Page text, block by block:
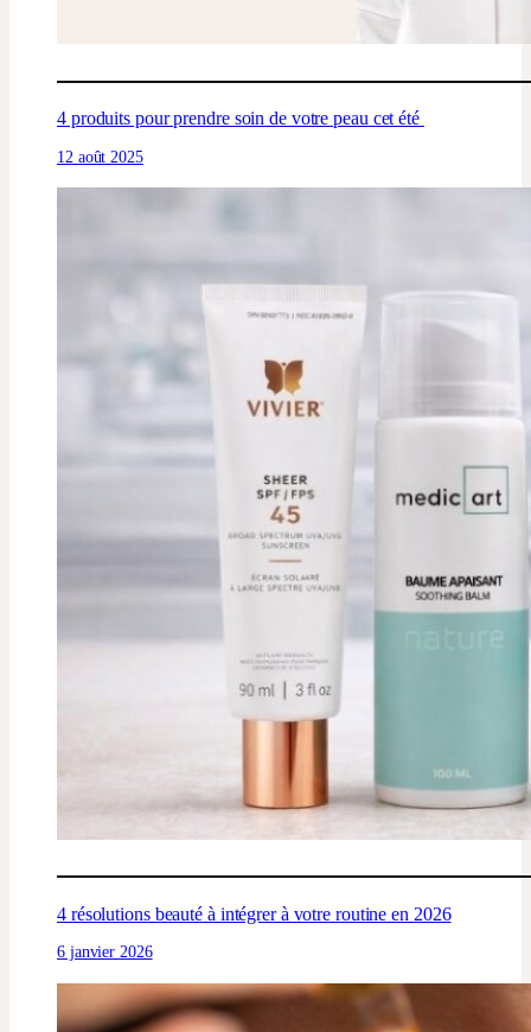
4 produits pour prendre soin de votre peau cet été
12 août 2025
4 résolutions beauté à intégrer à votre routine en 2026
6 janvier 2026